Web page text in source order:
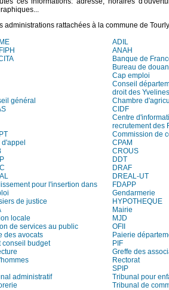
administrations rattachées à la commune de
ADIL
ANAH
Banque de
Bureau de
Cap emploi
Conseil
droit des Yvelines
général
Chambre
CIDF
Centre
recrutement des
Commission de
CPAM
CROUS
DDT
DRAF
DREAL-UT
pour l'insertion dans
FDAPP
Gendarmerie
de justice
HYPOTHEQUE
Mairie
locale
MJD
de services au public
OFII
des avocats
Paierie
conseil budget
PIF
Greffe des
Rectorat
SPIP
administratif
Tribunal pour
Tribunal de